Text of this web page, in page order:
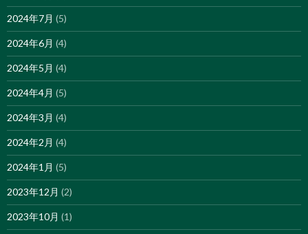
2024年7月 (5)
2024年6月 (4)
2024年5月 (4)
2024年4月 (5)
2024年3月 (4)
2024年2月 (4)
2024年1月 (5)
2023年12月 (2)
2023年10月 (1)